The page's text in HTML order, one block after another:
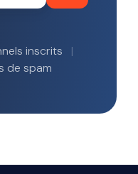
inscrits
de spam